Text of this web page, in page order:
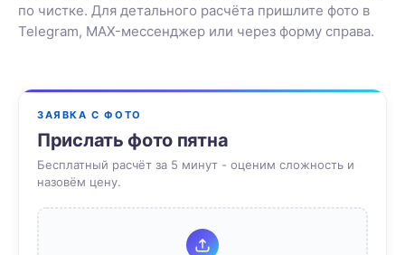
по чистке. Для детального расчёта пришлите фото в
Telegram, MAX-мессенджер или через форму справа.
ЗАЯВКА С ФОТО
Прислать фото пятна
Бесплатный расчёт за 5 минут - оценим сложность и
назовём цену.